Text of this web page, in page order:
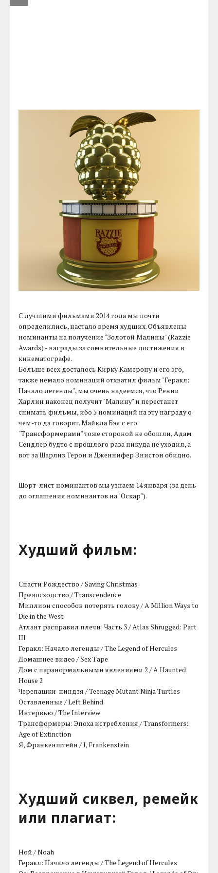
С лучшими фильмами 2014 года мы почти
определились, настало время худших. Объявлены
номинанты на получение "Золотой Малины" (Razzie
Awards) - награды за сомнительные достижения в
кинематографе.
Больше всех досталось Кирку Камерону и его эго,
также немало номинаций отхватил фильм "Геракл:
Начало легенды", мы очень надеемся, что Ренни
Харлин наконец получит "Малину" и перестанет
снимать фильмы, ибо 5 номинаций на эту награду о
чем-то да говорят. Майкла Бэя с его
"Трансформерами" тоже стороной не обошли, Адам
Сендлер будто с прошлого раза никуда не уходил, а
вот за Шарлиз Терон и Дженнифер Энистон обидно.
Шорт-лист номинантов мы узнаем 14 января (за день
до оглашения номинантов на "Оскар").
Худший фильм:
Спасти Рождество / Saving Christmas
Превосходство / Transcendence
Миллион способов потерять голову / A Million Ways to
Die in the West
Атлант расправил плечи: Часть 3 / Atlas Shrugged: Part
III
Геракл: Начало легенды / The Legend of Hercules
Домашнее видео / Sex Tape
Дом с паранормальными явлениями 2 / A Haunted
House 2
Черепашки-ниндзя / Teenage Mutant Ninja Turtles
Оставленные / Left Behind
Интервью / The Interview
Трансформеры: Эпоха истребления / Transformers:
Age of Extinction
Я, Франкенштейн / I, Frankenstein
Худший сиквел, ремейк
или плагиат:
Ной / Noah
Геракл: Начало легенды / The Legend of Hercules